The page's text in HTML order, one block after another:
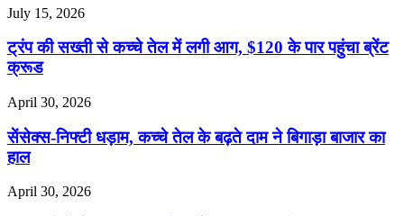
July 15, 2026
ट्रंप की सख्ती से कच्चे तेल में लगी आग, $120 के पार पहुंचा ब्रेंट
क्रूड
April 30, 2026
सेंसेक्स-निफ्टी धड़ाम, कच्चे तेल के बढ़ते दाम ने बिगाड़ा बाजार का
हाल
April 30, 2026